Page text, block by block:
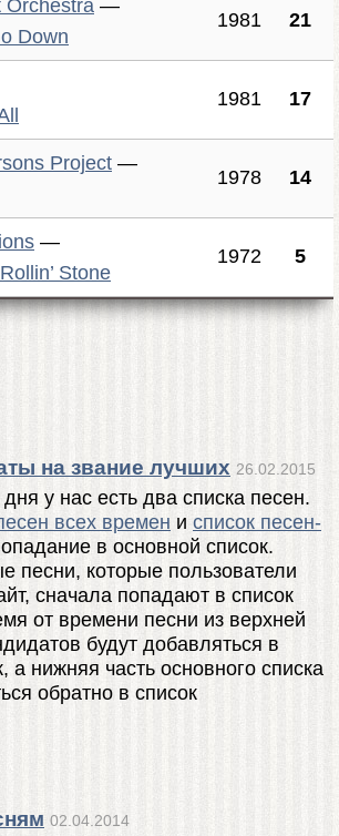
Orchestra —
Down
1981 21
1981 17
Project —
1978 14
—
Stone
1972 5
на звание лучших 26.02.2015
у нас есть два списка песен.
всех времен и список песен-
в основной список.
песни, которые пользователи
сначала попадают в список
от времени песни из верхней
будут добавляться в
а нижняя часть основного списка
обратно в список
02.04.2014